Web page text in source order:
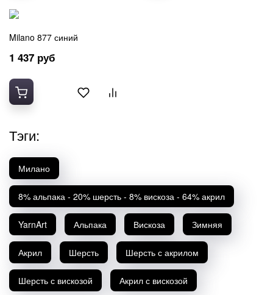
Milano 877 синий
1 437 руб
Тэги:
Милано
8% альпака - 20% шерсть - 8% вискоза - 64% акрил
YarnArt Альпака Вискоза Зимняя
Акрил Шерсть Шерсть с акрилом
Шерсть с вискозой Акрил с вискозой